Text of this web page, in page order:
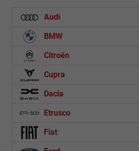
Audi
BMW
Citroën
Cupra
Dacia
Etrusco
Fiat